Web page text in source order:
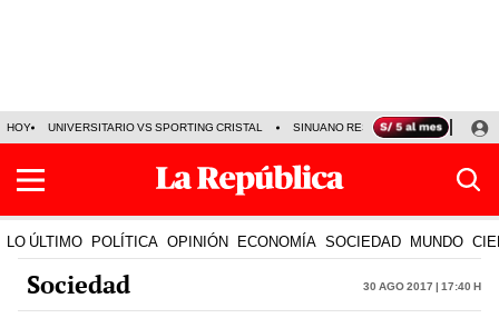
HOY UNIVERSITARIO VS SPORTING CRISTAL SINUANO RESULTADOS HOY
LO ÚLTIMO POLÍTICA OPINIÓN ECONOMÍA SOCIEDAD MUNDO
Sociedad 30 Ago 2017 | 17:40 h